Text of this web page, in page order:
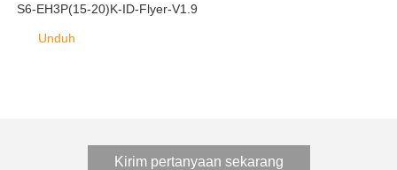
S6-EH3P(15-20)K-ID-Flyer-V1.9
Unduh
Kirim pertanyaan sekarang